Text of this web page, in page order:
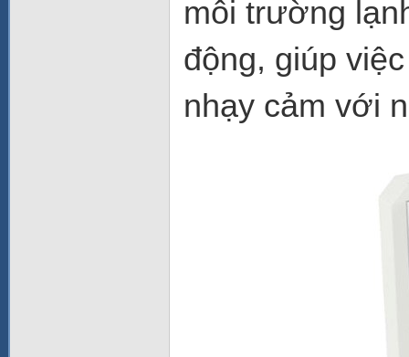
môi trường
động, giúp
nhạy cảm với